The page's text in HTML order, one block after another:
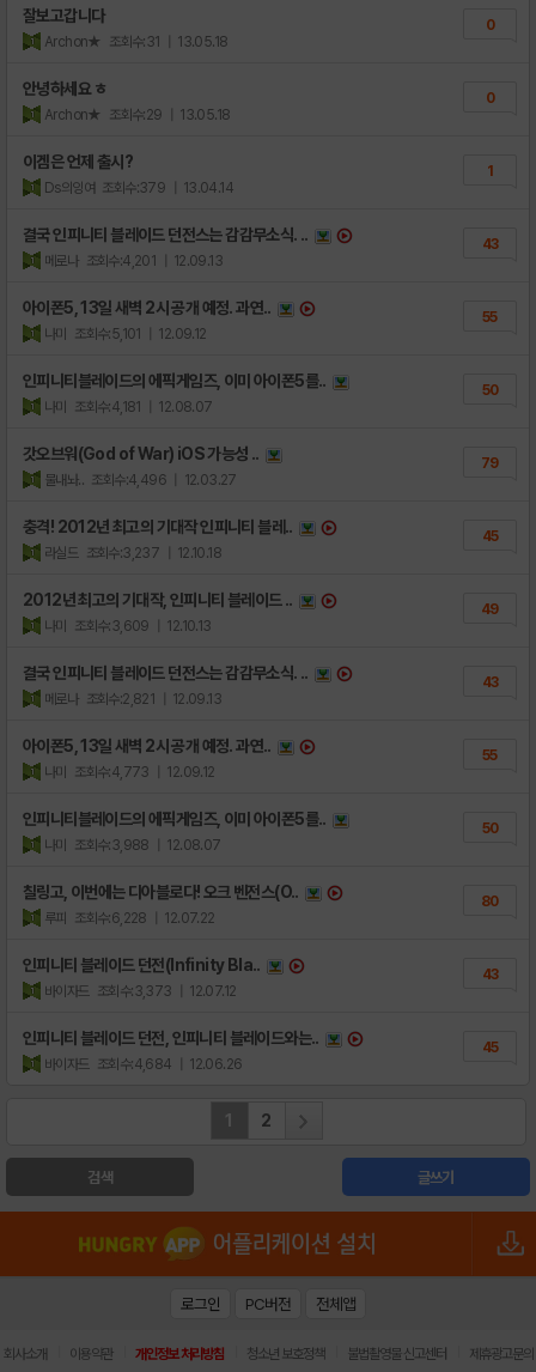
잘보고갑니다
Archon★ 조회수:31 | 13.05.18
0
안녕하세요 ㅎ
Archon★ 조회수:29 | 13.05.18
0
이겜은 언제 출시?
Ds의잉여 조회수:379 | 13.04.14
1
결국 인피니티 블레이드 던전스는 감감무소식. ..
메로나 조회수:4,201 | 12.09.13
43
아이폰5, 13일 새벽 2시 공개 예정. 과연..
나미 조회수:5,101 | 12.09.12
55
인피니티블레이드의 에픽게임즈, 이미 아이폰5를..
나미 조회수:4,181 | 12.08.07
50
갓오브워(God of War) iOS 가능성 ..
물내놔.. 조회수:4,496 | 12.03.27
79
충격! 2012년 최고의 기대작 인피니티 블레..
라실드 조회수:3,237 | 12.10.18
45
2012년 최고의 기대작, 인피니티 블레이드 ..
나미 조회수:3,609 | 12.10.13
49
결국 인피니티 블레이드 던전스는 감감무소식. ..
메로나 조회수:2,821 | 12.09.13
43
아이폰5, 13일 새벽 2시 공개 예정. 과연..
나미 조회수:4,773 | 12.09.12
55
인피니티블레이드의 에픽게임즈, 이미 아이폰5를..
나미 조회수:3,988 | 12.08.07
50
칠링고, 이번에는 디아블로다! 오크 벤전스(O..
루피 조회수:6,228 | 12.07.22
80
인피니티 블레이드 던전(Infinity Bla..
바이자드 조회수:3,373 | 12.07.12
43
인피니티 블레이드 던전, 인피니티 블레이드와는..
바이자드 조회수:4,684 | 12.06.26
45
1 2
검색 글쓰기
로그인 PC버전 전체앱
회사소개 이용약관 개인정보 처리방침 청소년 보호정책 불법촬영물 신고센터 제휴광고문의